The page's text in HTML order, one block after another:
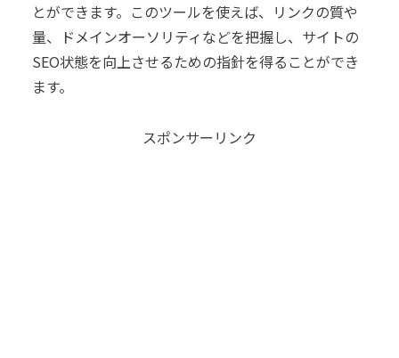
とができます。このツールを使えば、リンクの質や
量、ドメインオーソリティなどを把握し、サイトの
SEO状態を向上させるための指針を得ることができ
ます。
スポンサーリンク